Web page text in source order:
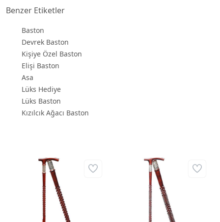
Benzer Etiketler
Baston
Devrek Baston
Kişiye Özel Baston
Elişi Baston
Asa
Lüks Hediye
Lüks Baston
Kızılcık Ağacı Baston